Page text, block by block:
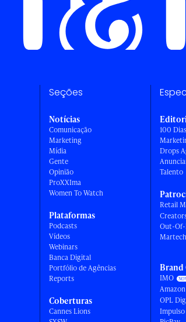
Seções
Notícias
Comunicação
Marketing
Mídia
Gente
Opinião
ProXXIma
Women To Watch
Plataformas
Podcasts
Vídeos
Webinars
Banca Digital
Portfólio de Agências
Reports
Coberturas
Cannes Lions
100
Drops
Talento
Retail
Out-
Brand
IMO
OPL
Impulso